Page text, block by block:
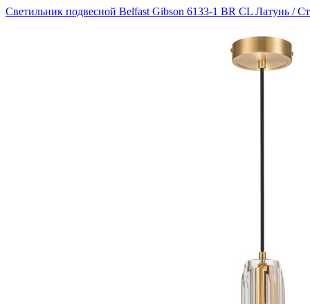
Светильник подвесной Belfast Gibson 6133-1 BR CL Латунь /